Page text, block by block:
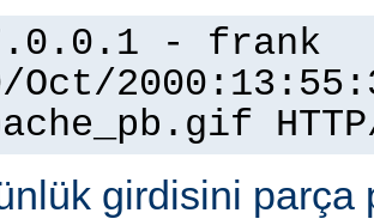
- frank
Oct/
girdisini parça